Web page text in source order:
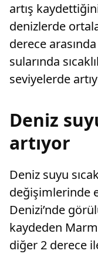
artış
denizlerde
derece
sularında
seviyelerde
Deniz
artıyor
Deniz suyu
değişimlerinde
Denizi’nde
kaydeden
diğer 2 derece